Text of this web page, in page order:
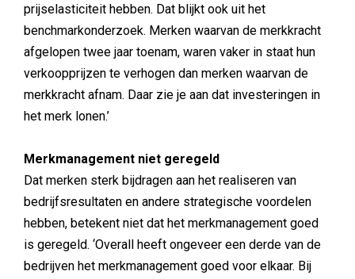
prijselasticiteit hebben. Dat blijkt ook uit het
benchmarkonderzoek. Merken waarvan de merkkracht
afgelopen twee jaar toenam, waren vaker in staat hun
verkoopprijzen te verhogen dan merken waarvan de
merkkracht afnam. Daar zie je aan dat investeringen in
het merk lonen.’
Merkmanagement niet geregeld
Dat merken sterk bijdragen aan het realiseren van
bedrijfsresultaten en andere strategische voordelen
hebben, betekent niet dat het merkmanagement goed
is geregeld. ‘Overall heeft ongeveer een derde van de
bedrijven het merkmanagement goed voor elkaar. Bij